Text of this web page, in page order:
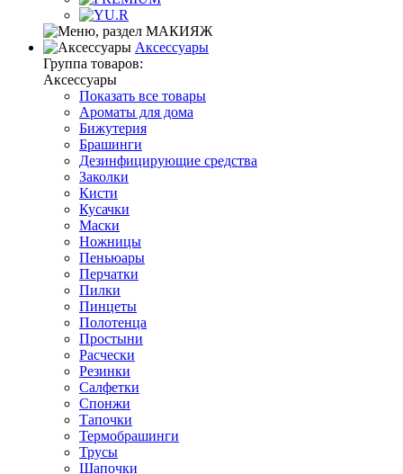
Аксессуары
Группа товаров:
Аксессуары
Показать все товары
Ароматы для дома
Бижутерия
Брашинги
Дезинфицирующие средства
Заколки
Кисти
Кусачки
Маски
Ножницы
Пеньюары
Перчатки
Пилки
Пинцеты
Полотенца
Простыни
Расчески
Резинки
Салфетки
Спонжи
Тапочки
Термобрашинги
Трусы
Шапочки